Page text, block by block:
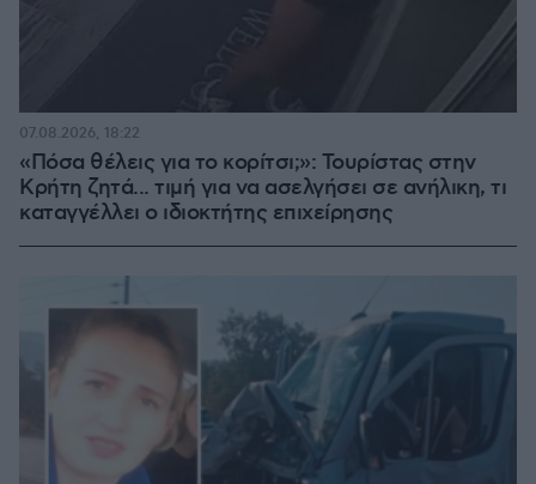
«Πόσα θέλεις για το κορίτσι;»: Τουρίστας στην
Κρήτη ζητά... τιμή για να ασελγήσει σε ανήλικη, τι
καταγγέλλει ο ιδιοκτήτης επιχείρησης
07.08.2026, 18:22